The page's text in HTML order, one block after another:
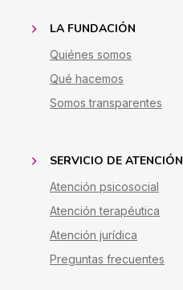
LA FUNDACIÓN
Quiénes somos
Qué hacemos
Somos transparentes
SERVICIO DE ATENCIÓN
Atención psicosocial
Atención terapéutica
Atención jurídica
Preguntas frecuentes